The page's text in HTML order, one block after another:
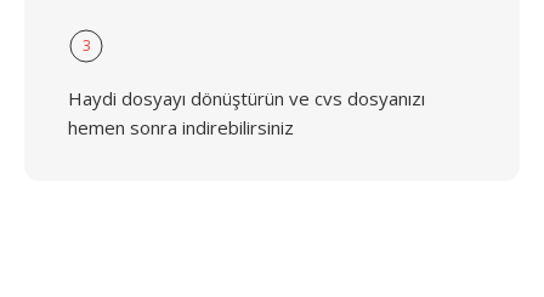
3
Haydi dosyayı dönüştürün ve cvs dosyanızı
hemen sonra indirebilirsiniz